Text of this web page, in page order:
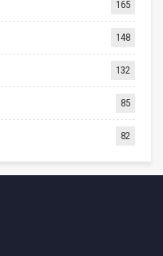
165
148
132
85
82